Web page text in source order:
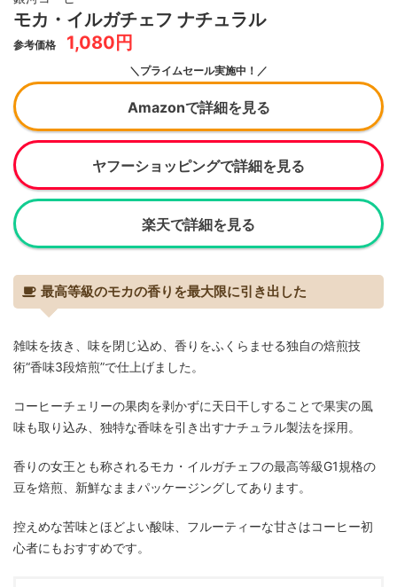
モカ・イルガチェフ ナチュラル
参考価格 1,080円
＼プライムセール実施中！／
Amazonで詳細を見る
ヤフーショッピングで詳細を見る
楽天で詳細を見る
最高等級のモカの香りを最大限に引き出した
雑味を抜き、味を閉じ込め、香りをふくらませる独自の焙煎技
術“香味3段焙煎”で仕上げました。
コーヒーチェリーの果肉を剥かずに天日干しすることで果実の風
味も取り込み、独特な香味を引き出すナチュラル製法を採用。
香りの女王とも称されるモカ・イルガチェフの最高等級G1規格の
豆を焙煎、新鮮なままパッケージングしてあります。
控えめな苦味とほどよい酸味、フルーティーな甘さはコーヒー初
心者にもおすすめです。